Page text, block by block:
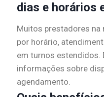
dias e horários
Muitos prestadores
por horário,
em turnos estendidos.
informações sobre
agendamento.